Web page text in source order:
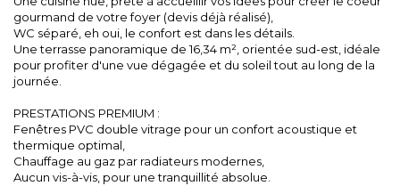
gourmand de votre foyer (devis déjà réalisé),
WC séparé, eh oui, le confort est dans les détails.
Une terrasse panoramique de 16,34 m², orientée sud-est, idéale
pour profiter d'une vue dégagée et du soleil tout au long de la
journée.
PRESTATIONS PREMIUM :
Fenêtres PVC double vitrage pour un confort acoustique et
thermique optimal,
Chauffage au gaz par radiateurs modernes,
Aucun vis-à-vis, pour une tranquillité absolue.